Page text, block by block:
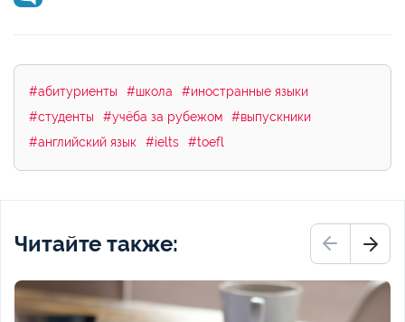
#абитуриенты #школа
#иностранные языки
#студенты
#учёба за рубежом
#выпускники
#английский язык
#ielts #toefl
Читайте также: